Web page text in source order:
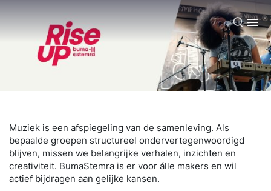
NL
Muziek is een afspiegeling van de samenleving. Als
bepaalde groepen structureel ondervertegenwoordigd
blijven, missen we belangrijke verhalen, inzichten en
creativiteit. BumaStemra is er voor álle makers en wil
actief bijdragen aan gelijke kansen.